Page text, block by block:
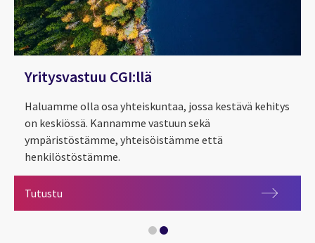
Omalla urapolulla
Yritysvastuu CGI:llä
Haluamme olla osa yhteiskuntaa, jossa kestävä kehitys
on keskiössä. Kannamme vastuun sekä
ympäristöstämme, yhteisöistämme että
henkilöstöstämme.
Tutustu